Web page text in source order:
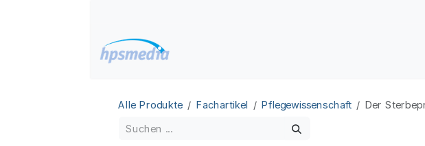
Alle Produkte Fachartikel Pflegewissenschaft Der